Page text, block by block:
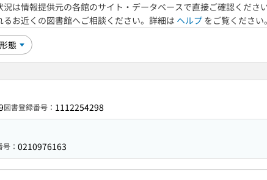
は情報提供元の各館のサイト・データベースで直接ご確認くださ
お近くの図書館へご相談ください。詳細は ヘルプ をご覧ください。
図書登録番号： 1112254298
： 0210976163